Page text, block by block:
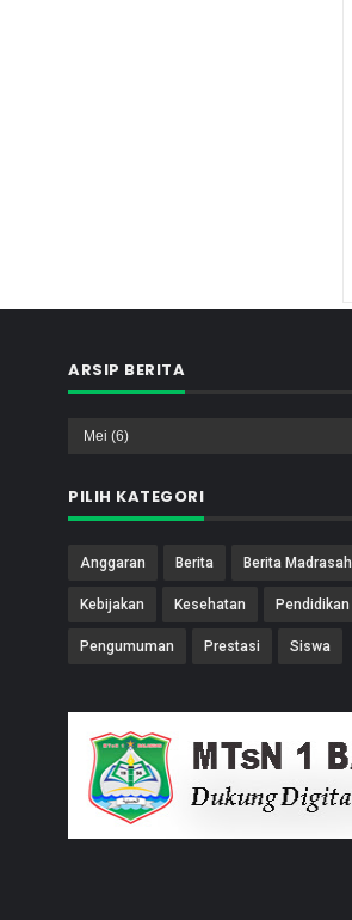
ARSIP BERITA
PILIH KATEGORI
Anggaran Berita Berita Madrasah
Kebijakan Kesehatan Pendidikan
Pengumuman Prestasi Siswa